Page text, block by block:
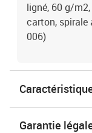
ligné, 60 g/
carton, spirale
006)
Garantie